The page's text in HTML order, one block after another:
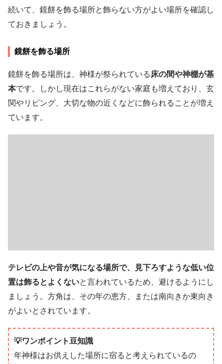
続いて、鏡餅を飾る場所と飾らない方がよい場所を確認し
ておきましょう。
鏡餅を飾る場所
鏡餅を飾る場所は、神様が祭られている床の間や神棚が基
本です。しかし現在はこれらがない家庭も増えており、玄
関やリビング、大切な物の近くなどに飾られることが増え
ています。
テレビの上や音が気になる場所で、見下ろすような低い位
置は飾るとよくないと言われているため、避けるようにし
ましょう。方角は、その年の恵方、または南向きか東向き
がよいとされています。
💡ワンポイント豆知識
年神様はお供えした場所に宿ると考えられているの